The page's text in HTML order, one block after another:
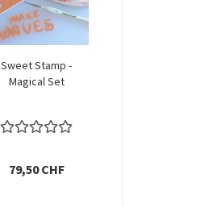
Sweet Stamp -
Magical Set
79,50 CHF